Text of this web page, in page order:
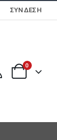
ΣΎΝΔΕΣΗ
0